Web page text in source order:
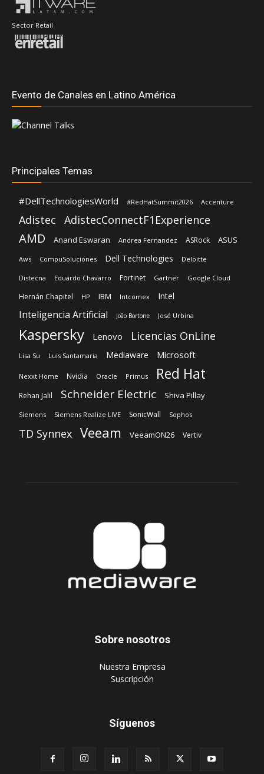
Sector Retail
Evento de Canales en Latino América
Principales Temas
#DellTechnologiesWorld #RedHatSummit2026 Accenture
Adistec AdistecConnectF1Experience
AMD Anand Eswaran Andrea Fernandez ASRock ASUS
Aws CompuSoluciones Dell Technologies Deloitte
Distecna Eduardo Chavarro Fortinet Gartner Google Cloud
Hernán Chapitel HP IBM Intcomex Intel
Inteligencia Artificial João Bortone José Urbina
Kaspersky Lenovo Licencias OnLine
Lisa Su Luis Santamaria Mediaware Microsoft
Nexxt Home Nvidia Oracle Primus Red Hat
Rehan Jalil Schneider Electric Shiva Pillay
Siemens Siemens Realize LIVE SonicWall Sophos
TD Synnex Veeam VeeamON26 Vertiv
Sobre nosotros
‎Nuestra Empresa
‎Suscripción
Síguenos